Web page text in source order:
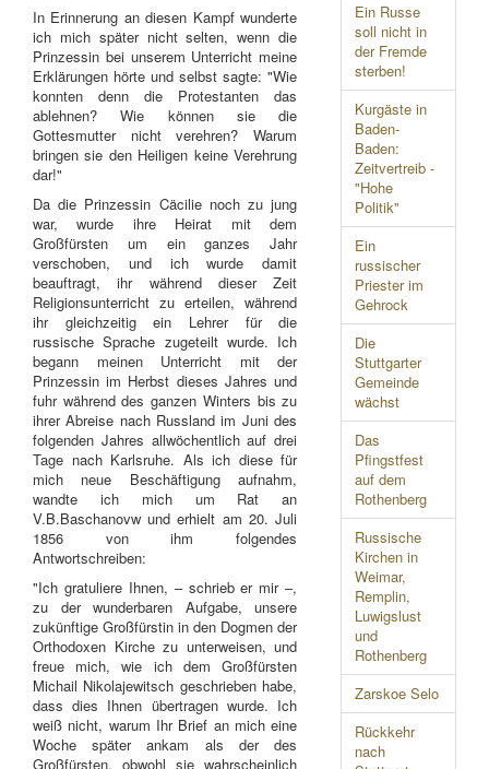
Ein Russe
soll nicht in
der Fremde
sterben!
Kurgäste in
Baden-
Baden:
Zeitvertreib -
"Hohe
Politik"
Ein
russischer
Priester im
Gehrock
Die
Stuttgarter
Gemeinde
wächst
Das
Pfingstfest
auf dem
Rothenberg
Russische
Kirchen in
Weimar,
Remplin,
Luwigslust
und
Rothenberg
Zarskoe Selo
Rückkehr
nach
In Erinnerung an diesen Kampf wunderte
ich mich später nicht selten, wenn die
Prinzessin bei unserem Unterricht meine
Erklärungen hörte und selbst sagte: "Wie
konnten denn die Protestanten das
ablehnen? Wie können sie die
Gottesmutter nicht verehren? Warum
bringen sie den Heiligen keine Verehrung
dar!"
Da die Prinzessin Cäcilie noch zu jung
war, wurde ihre Heirat mit dem
Großfürsten um ein ganzes Jahr
verschoben, und ich wurde damit
beauftragt, ihr während dieser Zeit
Religionsunterricht zu erteilen, während
ihr gleichzeitig ein Lehrer für die
russische Sprache zugeteilt wurde. Ich
begann meinen Unterricht mit der
Prinzessin im Herbst dieses Jahres und
fuhr während des ganzen Winters bis zu
ihrer Abreise nach Russland im Juni des
folgenden Jahres allwöchentlich auf drei
Tage nach Karlsruhe. Als ich diese für
mich neue Beschäftigung aufnahm,
wandte ich mich um Rat an
V.B.Baschanovw und erhielt am 20. Juli
1856 von ihm folgendes
Antwortschreiben:
"Ich gratuliere Ihnen, – schrieb er mir –,
zu der wunderbaren Aufgabe, unsere
zukünftige Großfürstin in den Dogmen der
Orthodoxen Kirche zu unterweisen, und
freue mich, wie ich dem Großfürsten
Michail Nikolajewitsch geschrieben habe,
dass dies Ihnen übertragen wurde. Ich
weiß nicht, warum Ihr Brief an mich eine
Woche später ankam als der des
Großfürsten, obwohl sie wahrscheinlich